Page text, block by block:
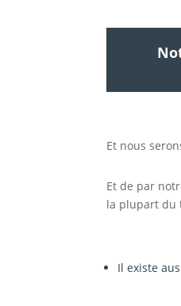
Et nous
Et de par
la plupart du
Il existe